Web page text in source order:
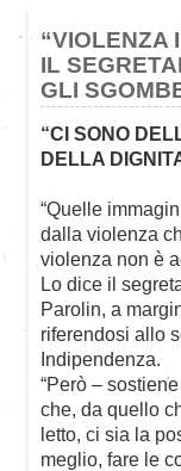
“VIOLENZA
IL
GLI
“CI SONO
DELLA
“Quelle
dalla violenza
violenza non è
Lo dice il
Parolin, a
riferendosi allo
Indipendenza.
“Però –
che, da quello
letto, ci sia la
meglio, fare le